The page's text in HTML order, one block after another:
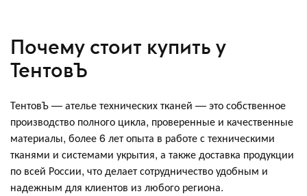
Почему стоит купить у
ТентовЪ
ТентовЪ — ателье технических тканей — это собственное
производство полного цикла, проверенные и качественные
материалы, более 6 лет опыта в работе с техническими
тканями и системами укрытия, а также доставка продукции
по всей России, что делает сотрудничество удобным и
надежным для клиентов из любого региона.